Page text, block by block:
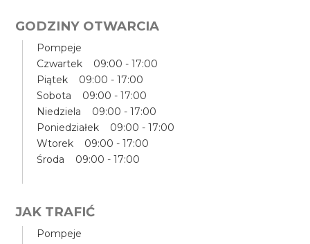
GODZINY OTWARCIA
Pompeje
Czwartek 09:00 - 17:00
Piątek 09:00 - 17:00
Sobota 09:00 - 17:00
Niedziela 09:00 - 17:00
Poniedziałek 09:00 - 17:00
Wtorek 09:00 - 17:00
Środa 09:00 - 17:00
JAK TRAFIĆ
Pompeje